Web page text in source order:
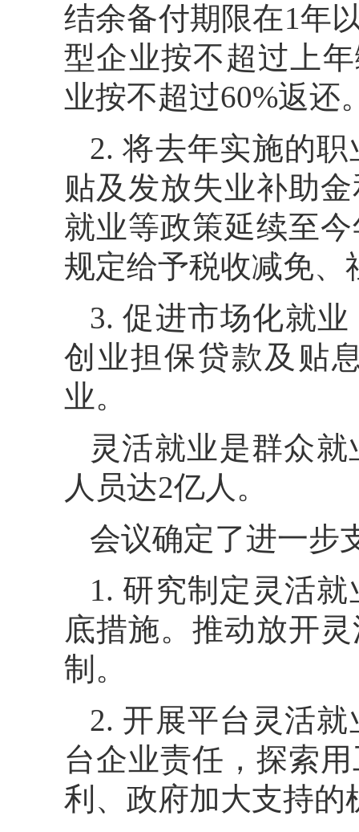
结余备付期限在1年
型企业按不超过上
业按不超过60%返还
2. 将去年实施的
贴及发放失业补助
就业等政策延续至
规定给予税收减免、
3. 促进市场化就
创业担保贷款及贴
业。
灵活就业是群众
人员达2亿人。
会议确定了进一步
1. 研究制定灵活
底措施。推动放开
制。
2. 开展平台灵活
台企业责任，探索
利、政府加大支持的